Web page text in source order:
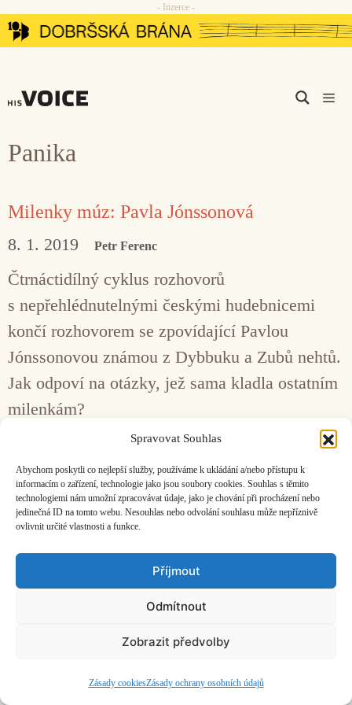
Spravovat Souhlas
Abychom poskytli co nejlepší služby, používáme k ukládání a/nebo přístupu k
informacím o zařízení, technologie jako jsou soubory cookies. Souhlas s těmito
technologiemi nám umožní zpracovávat údaje, jako je chování při procházení nebo
jedinečná ID na tomto webu. Nesouhlas nebo odvolání souhlasu může nepříznivě
ovlivnit určité vlastnosti a funkce.
Příjmout
Odmítnout
Zobrazit předvolby
Zásady cookiesZásady ochrany osobních údajů
Přeskočit
na
- Inzerce -
Panika
Milenky múz: Pavla Jónssonová
8. 1. 2019 Petr Ferenc
Čtrnáctidílný cyklus rozhovorů
s nepřehlédnutelnými českými hudebnicemi
končí rozhovorem se zpovídající Pavlou
Jónssonovou známou z Dybbuku a Zubů nehtů.
Jak odpoví na otázky, jež sama kladla ostatním
milenkám?
Facebook
Bandcamp
Mail
ČASOPIS O JINÉ HUDBĚ | vydáváHudební informační středisko
založeno 2001 | Kontaktujte nás:info@hisvoice.cz
©2026 HISvoice – design a admin